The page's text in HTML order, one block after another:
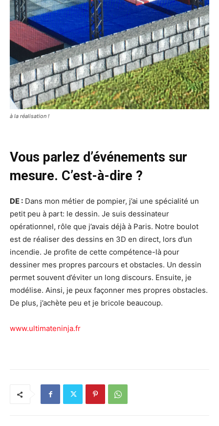
à la réalisation !
Vous parlez d’événements sur
mesure. C’est-à-dire ?
DE : Dans mon métier de pompier, j’ai une spécialité un
petit peu à part: le dessin. Je suis dessinateur
opérationnel, rôle que j’avais déjà à Paris. Notre boulot
est de réaliser des dessins en 3D en direct, lors d’un
incendie. Je profite de cette compétence-là pour
dessiner mes propres parcours et obstacles. Un dessin
permet souvent d’éviter un long discours. Ensuite, je
modélise. Ainsi, je peux façonner mes propres obstacles.
De plus, j’achète peu et je bricole beaucoup.
www.ultimateninja.fr